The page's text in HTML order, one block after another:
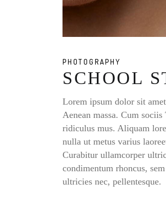
PHOTOGRAPHY
SCHOOL
Lorem ipsum dolor sit
Aenean massa. Cum
ridiculus mus. Aliquam
nulla ut metus varius
Curabitur ullamcorper
condimentum rhoncus,
ultricies nec, pellentesque.